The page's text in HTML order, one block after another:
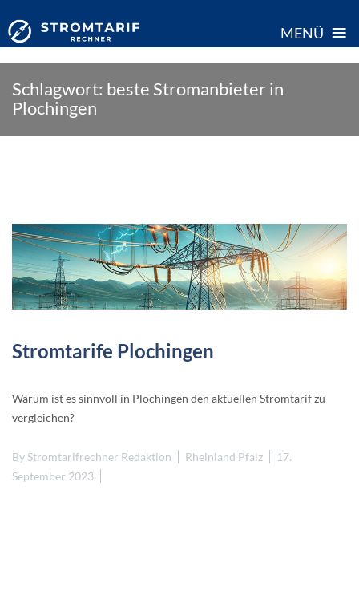
MENÜ ≡
content
Schlagwort: beste Stromanbieter in
Plochingen
Stromtarife Plochingen
Warum ist es sinnvoll in Plochingen den aktuellen Stromtarif zu
vergleichen?
By Stromtarifrechner Redaktion Rheinland Pfalz
17.
September 2023